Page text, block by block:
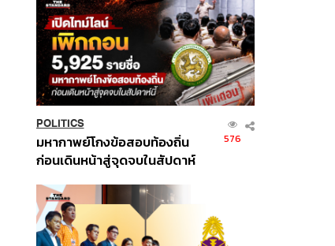
POLITICS
มหากาพย์โกงข้อสอบท้องถิ่น
ก่อนเดินหน้าสู่จุดจบในสัปดาห์
576